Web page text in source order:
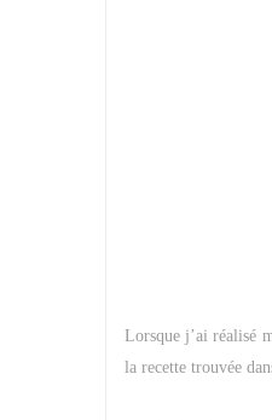
Lorsque j’ai réalisé
la recette trouvée